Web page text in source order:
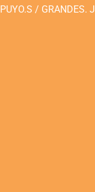
PUYO.S / GRANDES. J